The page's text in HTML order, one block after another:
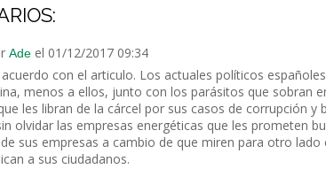
Ade el 01/12/2017 09:34
con el articulo. Los actuales políticos
menos a ellos, junto con los parásitos que sobran
les libran de la cárcel por sus casos de corrupción
olvidar las empresas energéticas que les prometen
sus empresas a cambio de que miren para otro lado
a sus ciudadanos.